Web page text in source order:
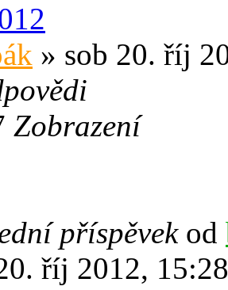
» sob 20. říj
Zobrazení
příspěvek od
říj 2012, 15:28